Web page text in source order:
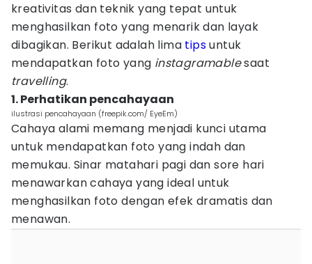
kreativitas dan teknik yang tepat untuk
menghasilkan foto yang menarik dan layak
dibagikan. Berikut adalah lima tipsuntuk
mendapatkan foto yang instagramablesaat
travelling.
1. Perhatikan pencahayaan
ilustrasi pencahayaan (freepik.com/ EyeEm)
Cahaya alami memang menjadi kunci utama
untuk mendapatkan foto yang indah dan
memukau. Sinar matahari pagi dan sore hari
menawarkan cahaya yang ideal untuk
menghasilkan foto dengan efek dramatis dan
menawan.